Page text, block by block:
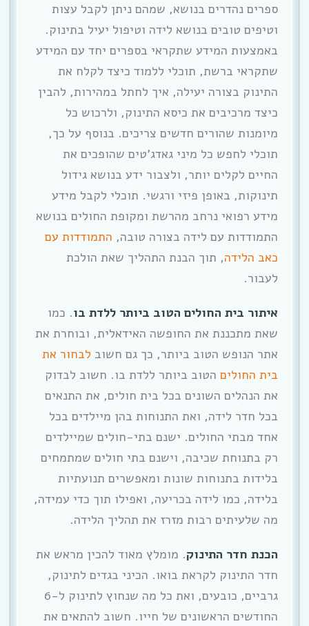
ספרים נהדרים בנושא, שמהם ניתן לקבל עצות
וטיפים טובים בנושא לידה וטיפול יעיל בתינוק.
באמצעות המידע שתקראי בספרים יחד עם המידע
שתקראי ברשת, תוכלי ללמוד כיצד לקלח את
התינוק בצורה יעילה, איך לחתל במהירות, להבין
כיצד מרכיבים את כיסא התינוק, ולרכוש כל
מיומנות שהורים חדשים צריכים. בנוסף על כך,
תוכלי לחפש כל מיני גאדג’טים שהופכים את
החיים לקלים יותר, ולצבור ידע בנושא גידול
תינוקות, באופן פיזי ורגשי. תוכלי לקבל מידע
מידע רפואי נרחב מהרשת ומקופת החולים בנושא
התמודדות עם לידה בצורה טובה, התמודדות עם
כאב הלידה, תוך הבנת התהליך שאת הולכת
לעבור.
איתור בית החולים הטוב ביותר ללדת בו. כמו
שאת מתכננת את החופשה האידאלית, ובוחרת את
אתר הנופש הטוב ביותר, כך גם חשוב לבחור את
בית החולים הטוב ביותר ללדת בו. חשוב לבדוק
את הנהלים השונים בכל בית חולים, את התנאים
בכל חדר לידה, ואת התנוחות בהן מיילדים בכל
אחד מבתי החולים. ישנם בתי-חולים שמיילדים
רק בתנוחת שכיבה, וישנם בתי חולים שמתמחים
בלידות בתנוחות שונות ומאפשרים תנועתיות
בלידה, כמו לידה בכריעה, ואפילו תוך כדי עמידה,
מה שלעיתים רבות מזרז את תהליך הלידה.
הכנת חדר התינוק. מומלץ מאוד להכין מראש את
חדר התינוק לקראת בואו. הכיני בגדים לתינוק,
גרביים, כובעים, ואת כל מה שנחוץ לתינוק ל-6
החודשים הראשונים של חייו. חשוב להתאים את